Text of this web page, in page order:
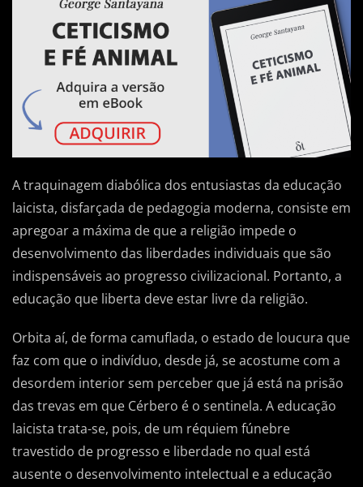
A traquinagem diabólica dos entusiastas da educação
laicista, disfarçada de pedagogia moderna, consiste em
apregoar a máxima de que a religião impede o
desenvolvimento das liberdades individuais que são
indispensáveis ao progresso civilizacional. Portanto, a
educação que liberta deve estar livre da religião.
Orbita aí, de forma camuflada, o estado de loucura que
faz com que o indivíduo, desde já, se acostume com a
desordem interior sem perceber que já está na prisão
das trevas em que Cérbero é o sentinela. A educação
laicista trata-se, pois, de um réquiem fúnebre
travestido de progresso e liberdade no qual está
ausente o desenvolvimento intelectual e a educação